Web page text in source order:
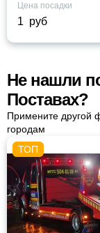
Цена посадки
1 руб
Не нашли
Поставах?
Примените другой
городам